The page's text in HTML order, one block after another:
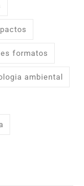
formatos
ambiental